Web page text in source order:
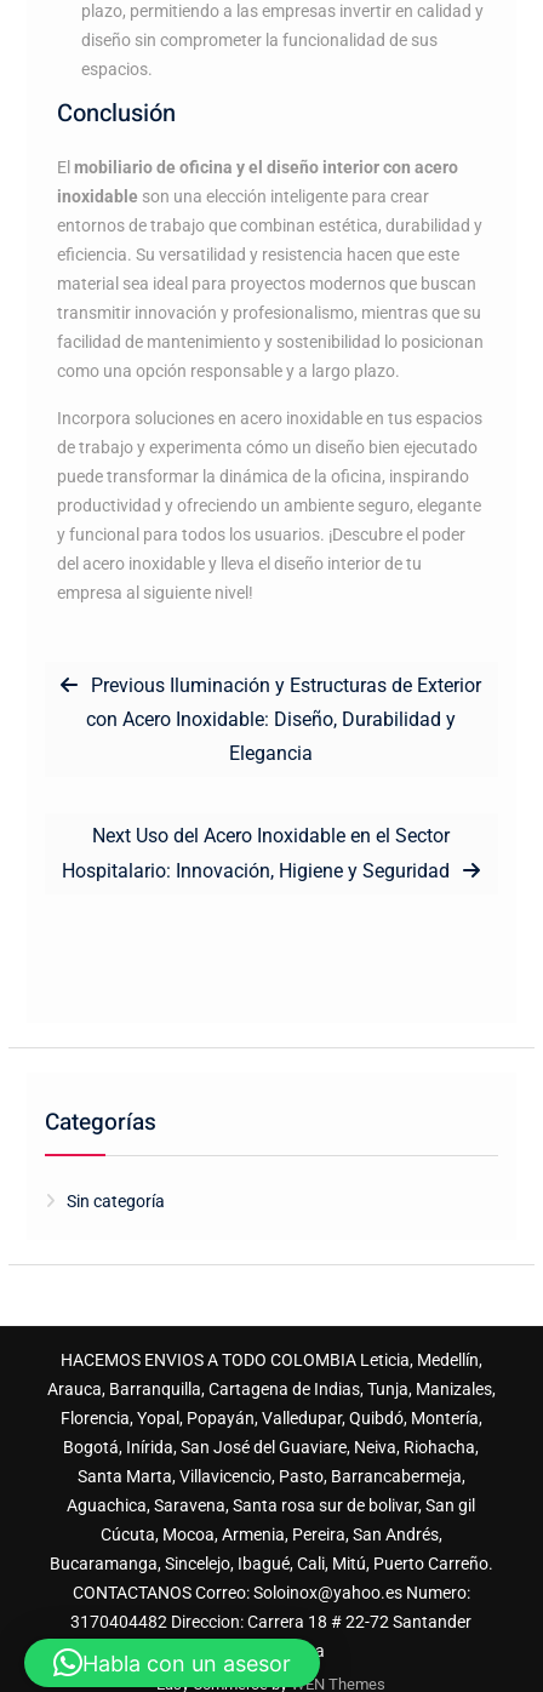
plazo, permitiendo a las empresas invertir en calidad y
diseño sin comprometer la funcionalidad de sus
espacios.
Conclusión
Elmobiliario de oficina y el diseño interior con acero
inoxidable son una elección inteligente para crear
entornos de trabajo que combinan estética, durabilidad y
eficiencia. Su versatilidad y resistencia hacen que este
material sea ideal para proyectos modernos que buscan
transmitir innovación y profesionalismo, mientras que su
facilidad de mantenimiento y sostenibilidad lo posicionan
como una opción responsable y a largo plazo.
Incorpora soluciones en acero inoxidable en tus espacios
de trabajo y experimenta cómo un diseño bien ejecutado
puede transformar la dinámica de la oficina, inspirando
productividad y ofreciendo un ambiente seguro, elegante
y funcional para todos los usuarios. ¡Descubre el poder
del acero inoxidable y lleva el diseño interior de tu
empresa al siguiente nivel!
de
Previous Previous
post:
Iluminación y Estructuras de Exterior
con Acero Inoxidable: Diseño, Durabilidad y
Elegancia
Next Next
post:
Uso del Acero Inoxidable en el Sector
Hospitalario: Innovación, Higiene y Seguridad
Categorías
Sin categoría
HACEMOS ENVIOS A TODO COLOMBIA Leticia, Medellín,
Arauca, Barranquilla, Cartagena de Indias, Tunja, Manizales,
Florencia, Yopal, Popayán, Valledupar, Quibdó, Montería,
Bogotá, Inírida, San José del Guaviare, Neiva, Riohacha,
Santa Marta, Villavicencio, Pasto, Barrancabermeja,
Aguachica, Saravena, Santa rosa sur de bolivar, San gil
Cúcuta, Mocoa, Armenia, Pereira, San Andrés,
Bucaramanga, Sincelejo, Ibagué, Cali, Mitú, Puerto Carreño.
CONTACTANOS Correo: Soloinox@yahoo.es Numero:
3170404482 Direccion: Carrera 18 # 22-72 Santander
Bucaramanga
Easy Commerce byWEN Themes
Habla con un asesor